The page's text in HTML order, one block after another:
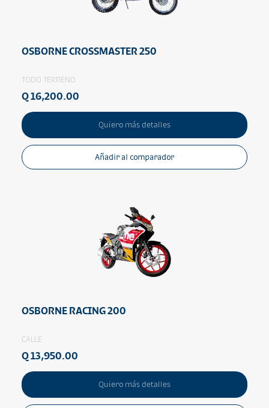
OSBORNE CROSSMASTER 250
TODO TERRENO
Q 16,200.00
Quiero más detalles
Añadir al comparador
OSBORNE RACING 200
CALLE
Q 13,950.00
Quiero más detalles